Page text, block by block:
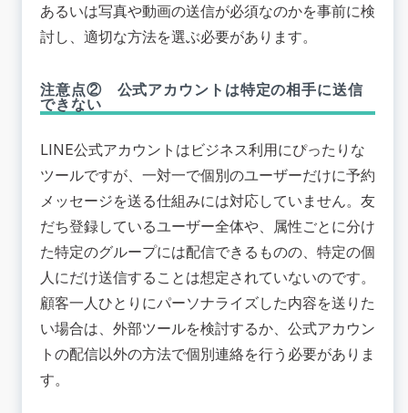
あるいは写真や動画の送信が必須なのかを事前に検
討し、適切な方法を選ぶ必要があります。
注意点② 公式アカウントは特定の相手に送信
できない
LINE公式アカウントはビジネス利用にぴったりな
ツールですが、一対一で個別のユーザーだけに予約
メッセージを送る仕組みには対応していません。友
だち登録しているユーザー全体や、属性ごとに分け
た特定のグループには配信できるものの、特定の個
人にだけ送信することは想定されていないのです。
顧客一人ひとりにパーソナライズした内容を送りた
い場合は、外部ツールを検討するか、公式アカウン
トの配信以外の方法で個別連絡を行う必要がありま
す。